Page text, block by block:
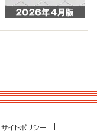
サイトポリシー